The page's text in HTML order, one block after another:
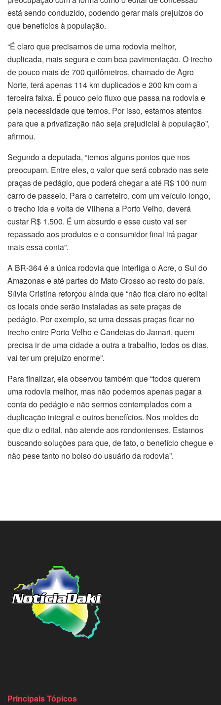
está sendo conduzido, podendo gerar mais prejuízos do
que benefícios à população.
“É claro que precisamos de uma rodovia melhor,
duplicada, mais segura e com boa pavimentação. O trecho
de pouco mais de 700 quilômetros, chamado de Agro
Norte, terá apenas 114 km duplicados e 200 km com a
terceira faixa. É pouco pelo fluxo que passa na rodovia e
pela necessidade que temos. Por isso, estamos atentos
para que a privatização não seja prejudicial à população”,
afirmou.
Segundo a deputada, “temos alguns pontos que nos
preocupam. Entre eles, o valor que será cobrado nas sete
praças de pedágio, que poderá chegar a até R$ 100 num
carro de passeio. Para o carreteiro, com um veículo longo,
o trecho ida e volta de Vilhena a Porto Velho, deverá
custar R$ 1.500. É um absurdo e esse custo vai ser
repassado aos produtos e o consumidor final irá pagar
mais essa conta”.
A BR-364 é a única rodovia que interliga o Acre, o Sul do
Amazonas e até partes do Mato Grosso ao resto do país.
Sílvia Cristina reforçou ainda que “não fica claro no edital
os locais onde serão instaladas as sete praças de
pedágio. Por exemplo, se uma dessas praças ficar no
trecho entre Porto Velho e Candeias do Jamari, quem
precisa ir de uma cidade a outra a trabalho, todos os dias,
vai ter um prejuízo enorme”.
Para finalizar, ela observou também que “todos querem
uma rodovia melhor, mas não podemos apenas pagar a
conta do pedágio e não sermos contemplados com a
duplicação integral e outros benefícios. Nos moldes do
que diz o edital, não atende aos rondonienses. Estamos
buscando soluções para que, de fato, o benefício chegue e
não pese tanto no bolso do usuário da rodovia”.
Principais Tópicos